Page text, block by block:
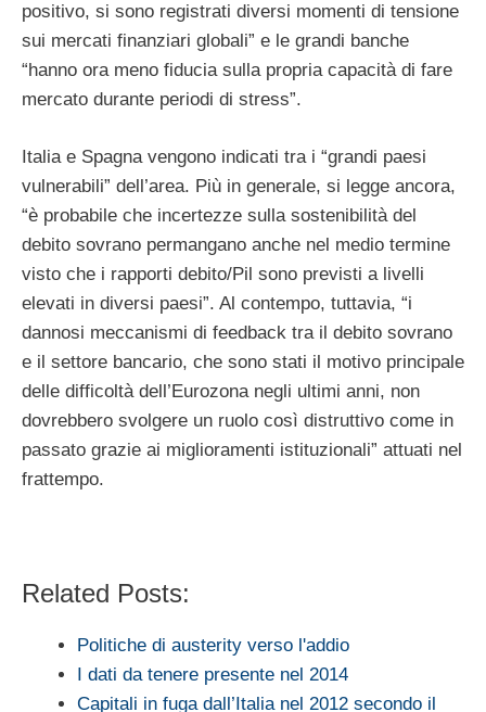
positivo, si sono registrati diversi momenti di tensione
sui mercati finanziari globali” e le grandi banche
“hanno ora meno fiducia sulla propria capacità di fare
mercato durante periodi di stress”.
Italia e Spagna vengono indicati tra i “grandi paesi
vulnerabili” dell’area. Più in generale, si legge ancora,
“è probabile che incertezze sulla sostenibilità del
debito sovrano permangano anche nel medio termine
visto che i rapporti debito/Pil sono previsti a livelli
elevati in diversi paesi”. Al contempo, tuttavia, “i
dannosi meccanismi di feedback tra il debito sovrano
e il settore bancario, che sono stati il motivo principale
delle difficoltà dell’Eurozona negli ultimi anni, non
dovrebbero svolgere un ruolo così distruttivo come in
passato grazie ai miglioramenti istituzionali” attuati nel
frattempo.
Related Posts:
Politiche di austerity verso l'addio
I dati da tenere presente nel 2014
Capitali in fuga dall’Italia nel 2012 secondo il